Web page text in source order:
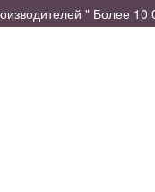
" Более 10